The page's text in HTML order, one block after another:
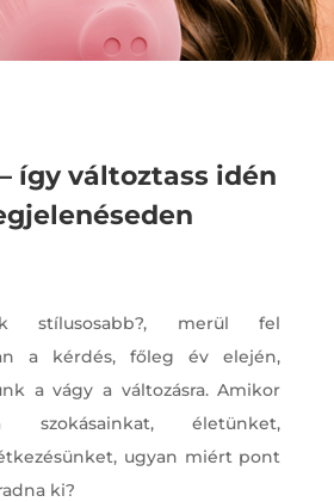
így változtass idén
stílusosabb?, merül fel
a kérdés, főleg év elején,
a vágy a változásra. Amikor
szokásainkat, életünket,
ugyan miért pont
ki?